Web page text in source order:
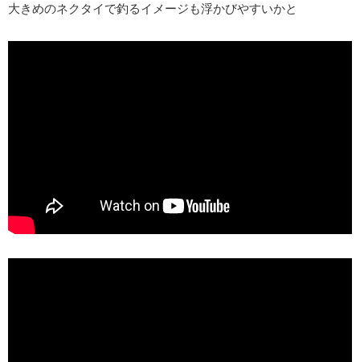
大きめのネクタイで釣るイメージも浮かびやすいかと